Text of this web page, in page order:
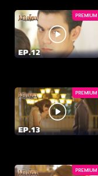
PREMIUM
PREMIUM
PREMIUM